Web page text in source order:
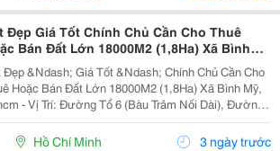
Đẹp Giá Tốt Chính Chủ Cần Cho Thuê
Bán Đất Lớn 18000M2 (1,8Ha) Xã Bình
Tphcm
&Ndash; Giá Tốt &Ndash; Chính Chủ Cần Cho
Hoặc Bán Đất Lớn 18000M2 (1,8Ha) Xã Bình Mỹ,
Trâm Nối Dài), Đường
An, Xã Bình Mỹ, Hồ Chí Minh ** Diện Tích:
Sẵn 700M2 Thổ ** Giá Bán: 150 Tỷ (...
Hồ Chí Minh 3 ngày trước